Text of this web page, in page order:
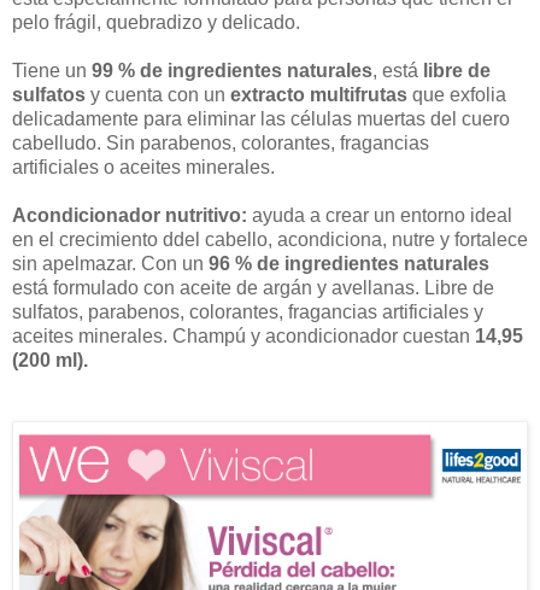
pelo frágil, quebradizo y delicado.
Tiene un 99 % de ingredientes naturales, está libre de
sulfatos y cuenta con un extracto multifrutas que exfolia
delicadamente para eliminar las células muertas del cuero
cabelludo. Sin parabenos, colorantes, fragancias
artificiales o aceites minerales.
Acondicionador nutritivo: ayuda a crear un entorno ideal
en el crecimiento ddel cabello, acondiciona, nutre y fortalece
sin apelmazar. Con un 96 % de ingredientes naturales
está formulado con aceite de argán y avellanas. Libre de
sulfatos, parabenos, colorantes, fragancias artificiales y
aceites minerales. Champú y acondicionador cuestan 14,95
(200 ml).